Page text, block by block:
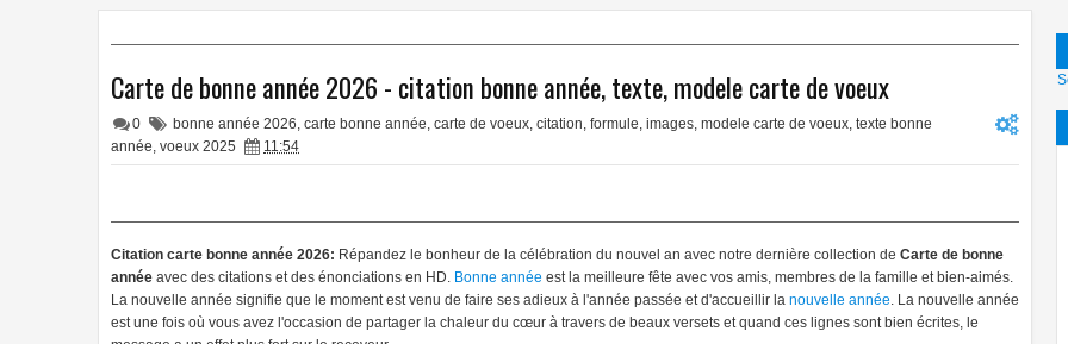
Carte de bonne année 2026 - citation bonne année, texte, modele carte de voeux
0 bonne année 2026, carte bonne année, carte de voeux, citation, formule, images, modele carte de voeux, texte bonne
année, voeux 2025 11:54
Citation carte bonne année 2026: Répandez le bonheur de la célébration du nouvel an avec notre dernière collection de Carte de bonne
année avec des citations et des énonciations en HD. Bonne année est la meilleure fête avec vos amis, membres de la famille et bien-aimés.
La nouvelle année signifie que le moment est venu de faire ses adieux à l'année passée et d'accueillir la nouvelle année. La nouvelle année
est une fois où vous avez l'occasion de partager la chaleur du cœur à travers de beaux versets et quand ces lignes sont bien écrites, le